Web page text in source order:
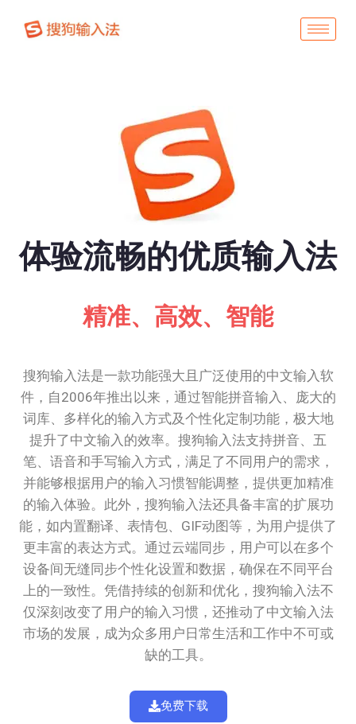
体验流畅的优质输入法
精准、高效、智能
搜狗输入法是一款功能强大且广泛使用的中文输入软
件，自2006年推出以来，通过智能拼音输入、庞大的
词库、多样化的输入方式及个性化定制功能，极大地
提升了中文输入的效率。搜狗输入法支持拼音、五
笔、语音和手写输入方式，满足了不同用户的需求，
并能够根据用户的输入习惯智能调整，提供更加精准
的输入体验。此外，搜狗输入法还具备丰富的扩展功
能，如内置翻译、表情包、GIF动图等，为用户提供了
更丰富的表达方式。通过云端同步，用户可以在多个
设备间无缝同步个性化设置和数据，确保在不同平台
上的一致性。凭借持续的创新和优化，搜狗输入法不
仅深刻改变了用户的输入习惯，还推动了中文输入法
市场的发展，成为众多用户日常生活和工作中不可或
缺的工具。
免费下载